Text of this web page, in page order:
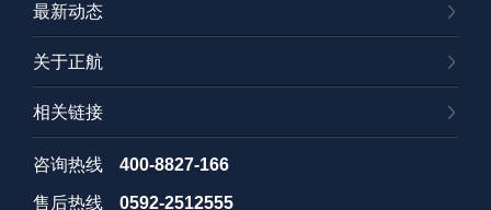
最新动态
关于正航
相关链接
咨询热线 400-8827-166
售后热线 0592-2512555